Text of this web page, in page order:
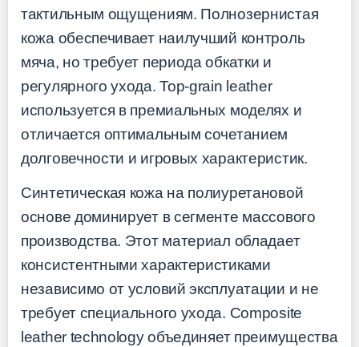
тактильным ощущениям. Полнозернистая
кожа обеспечивает наилучший контроль
мяча, но требует периода обкатки и
регулярного ухода. Top-grain leather
используется в премиальных моделях и
отличается оптимальным сочетанием
долговечности и игровых характеристик.
Синтетическая кожа на полиуретановой
основе доминирует в сегменте массового
производства. Этот материал обладает
консистентными характеристиками
независимо от условий эксплуатации и не
требует специального ухода. Composite
leather technology объединяет преимущества